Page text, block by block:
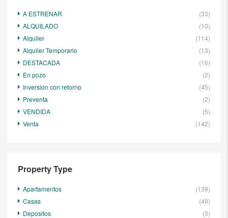
A ESTRENAR
(33)
ALQUILADO
(10)
Alquiler
(114)
Alquiler Temporario
(13)
DESTACADA
(16)
En pozo
(2)
Inversion con retorno
(45)
Preventa
(2)
VENDIDA
(5)
Venta
(142)
Property Type
Apartamentos
(139)
Casas
(49)
Depositos
(3)